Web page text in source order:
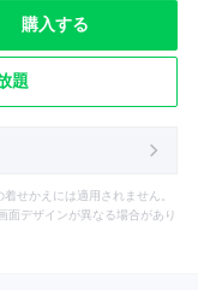
購入する
題
せかえには適用されません。
面デザインが異なる場合があり